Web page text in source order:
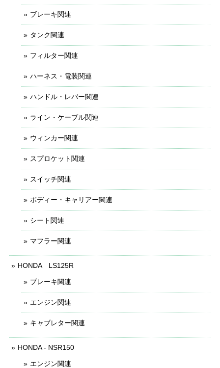
ブレーキ関連
タンク関連
フィルター関連
ハーネス・電装関連
ハンドル・レバー関連
ライン・ケーブル関連
ウィンカー関連
スプロケット関連
スイッチ関連
ボディー・キャリアー関連
シート関連
マフラー関連
HONDA LS125R
ブレーキ関連
エンジン関連
キャブレター関連
HONDA - NSR150
エンジン関連